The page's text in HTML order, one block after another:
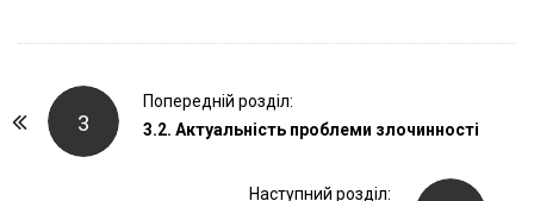
3
Попередній розділ:
3.2. Актуальність проблеми злочинності
Наступний розділ: